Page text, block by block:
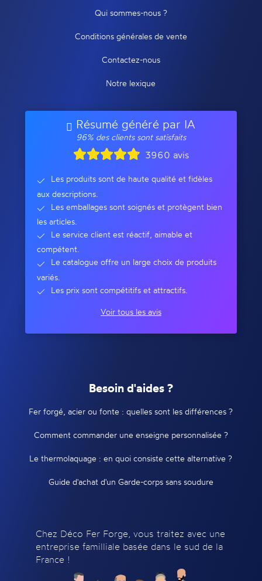
Qui sommes-nous ?
Conditions générales de vente
Contactez-nous
Notre lexique
Résumé généré par IA
96% des clients sont satisfaits
3960 avis
Les produits sont de haute qualité et fidèles
aux descriptions.
Les emballages sont soignés et protègent bien
les articles.
Le service client est réactif, aimable et
compétent.
Le catalogue offre un large choix de produits
variés.
Les prix sont compétitifs et attractifs.
Voir tous les avis
Besoin d'aides ?
Fer forgé, acier ou fonte : quelles sont les différences ?
Comment commander une enseigne personnalisée ?
Le thermolaquage : en quoi consiste cette alternative ?
Guide d'achat d'un Garde-corps sans soudure
Chez Déco Fer Forge, vous traitez avec une
entreprise familliale basée dans le sud de la
France !